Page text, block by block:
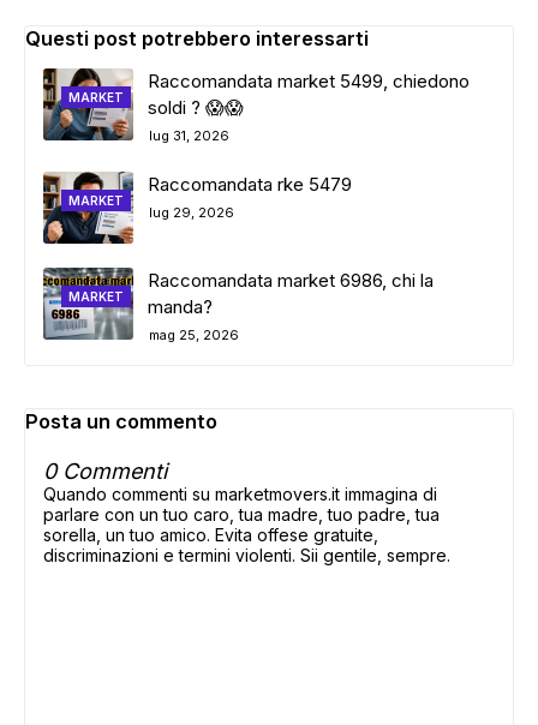
Questi post potrebbero interessarti
MARKET
Raccomandata market 5499, chiedono
soldi ? 😱😱
lug 31, 2026
MARKET
Raccomandata rke 5479
lug 29, 2026
MARKET
Raccomandata market 6986, chi la
manda?
mag 25, 2026
Posta un commento
0 Commenti
Quando commenti su marketmovers.it immagina di
parlare con un tuo caro, tua madre, tuo padre, tua
sorella, un tuo amico. Evita offese gratuite,
discriminazioni e termini violenti. Sii gentile, sempre.